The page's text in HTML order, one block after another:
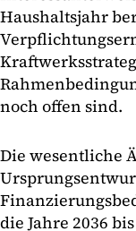
Haushaltsjahr
noch offen sind.
Die wesentliche
die Jahre 2036